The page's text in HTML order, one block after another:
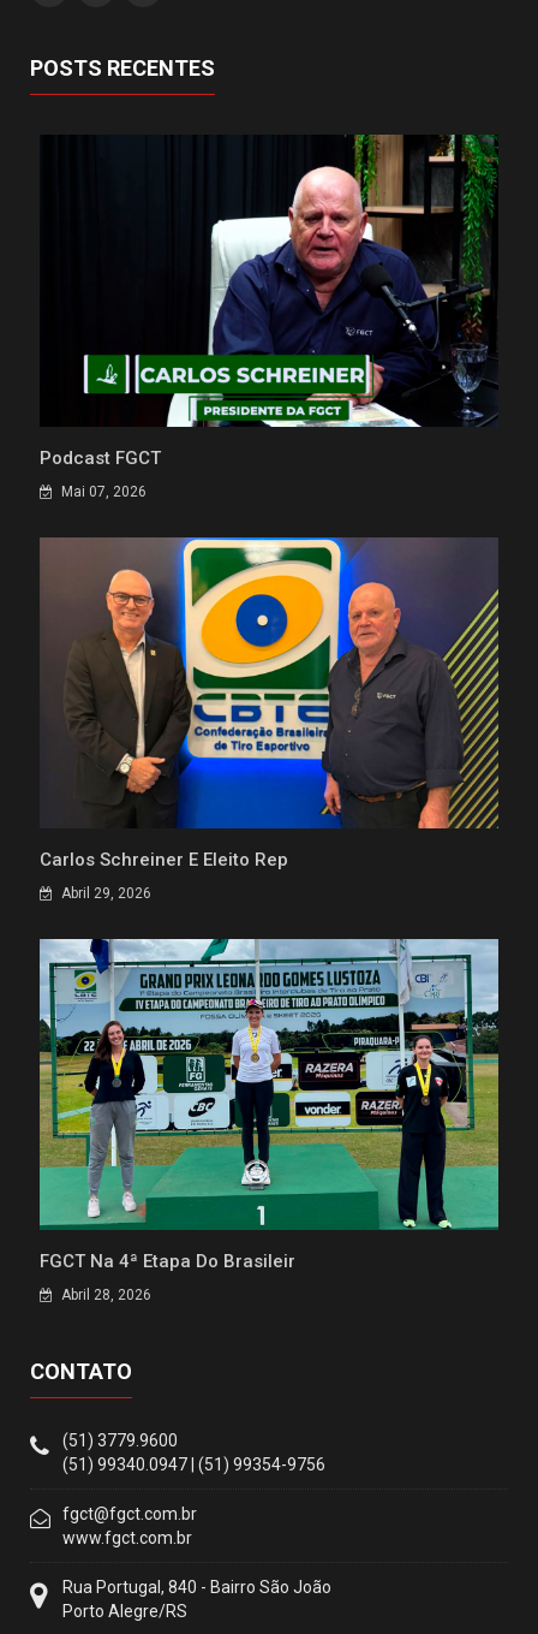
POSTS RECENTES
Podcast FGCT
Mai 07, 2026
Carlos Schreiner É Eleito Rep
Abril 29, 2026
FGCT Na 4ª Etapa Do Brasileir
Abril 28, 2026
CONTATO
(51) 3779.9600
(51) 99340.0947 | (51) 99354-9756
fgct@fgct.com.br
www.fgct.com.br
Rua Portugal, 840 - Bairro São João
Porto Alegre/RS